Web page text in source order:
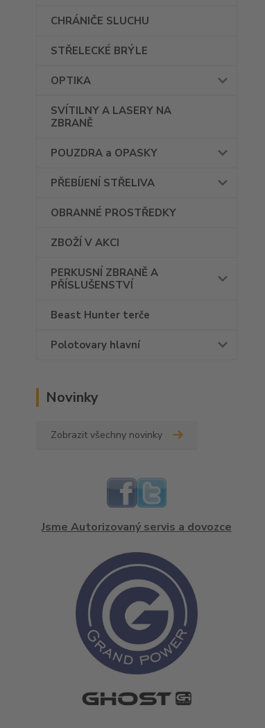
CHRÁNIČE SLUCHU
STŘELECKÉ BRÝLE
OPTIKA
SVÍTILNY A LASERY NA
ZBRANĚ
POUZDRA a OPASKY
PŘEBÍJENÍ STŘELIVA
OBRANNÉ PROSTŘEDKY
ZBOŽÍ V AKCI
PERKUSNÍ ZBRANĚ A
PŘÍSLUŠENSTVÍ
Beast Hunter terče
Polotovary hlavní
Novinky
Zobrazit všechny novinky
Jsme Autorizovaný servis a dovozce